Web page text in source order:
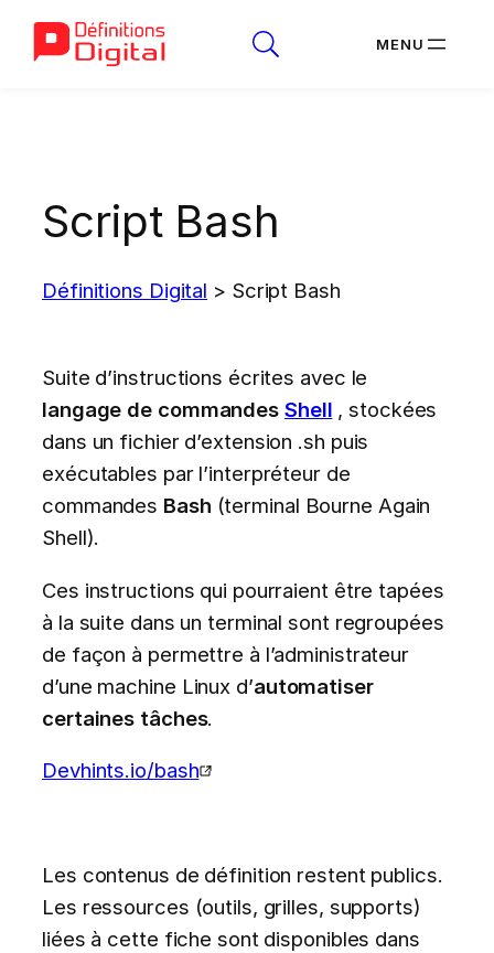
Script Bash
Définitions Digital > Script Bash
Suite d’instructions écrites avec le
langage de commandes Shell , stockées
dans un fichier d’extension .sh puis
exécutables par l’interpréteur de
commandes Bash (terminal Bourne Again
Shell).
Ces instructions qui pourraient être tapées
à la suite dans un terminal sont regroupées
de façon à permettre à l’administrateur
d’une machine Linux d’automatiser
certaines tâches.
Devhints.io/bash
Les contenus de définition restent publics.
Les ressources (outils, grilles, supports)
liées à cette fiche sont disponibles dans